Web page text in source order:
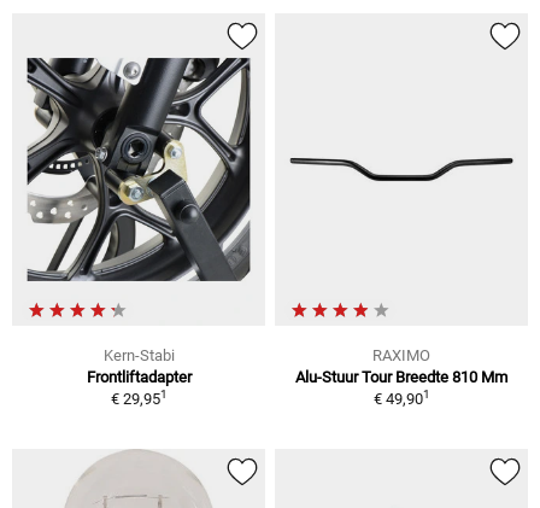
Kern-Stabi
Frontliftadapter
€ 29,951
RAXIMO
Alu-Stuur Tour Breedte 810 Mm
€ 49,901